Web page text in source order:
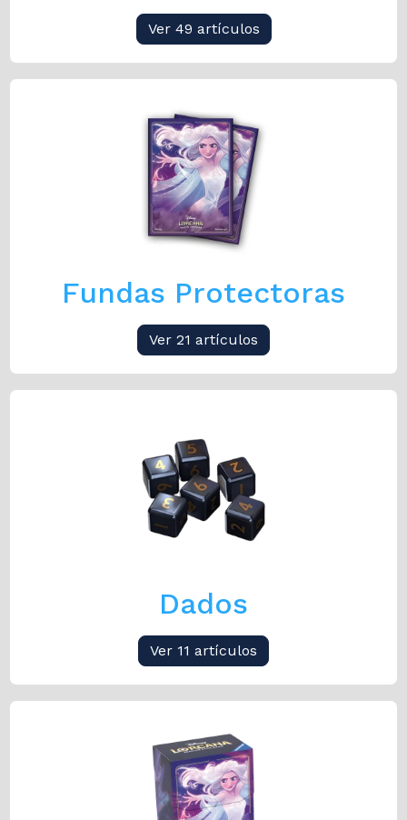
Ver 49 artículos
Fundas Protectoras
Ver 21 artículos
Dados
Ver 11 artículos